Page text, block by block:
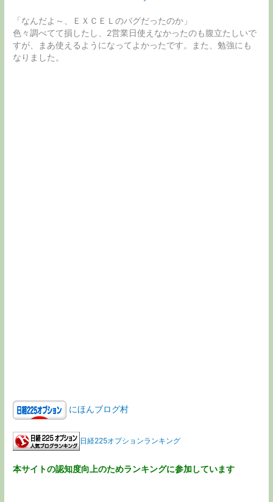
「なんだよ～、ＥＸＣＥＬのバグだったのか」
色々調べてて損したし、2営業日使えなかったのも腹立たしいで
すが、まあ使えるようになってよかったです。また、勉強にも
なりました。
にほんブログ村
日経225オプションランキング
本サイトの認知度向上のためランキングに参加しています